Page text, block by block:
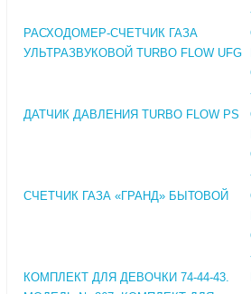
РАСХОДОМЕР-СЧЕТЧИК ГАЗА
УЛЬТРАЗВУКОВОЙ TURBO FLOW UFG
ДАТЧИК ДАВЛЕНИЯ TURBO FLOW PS
СЧЕТЧИК ГАЗА «ГРАНД» БЫТОВОЙ
КОМПЛЕКТ ДЛЯ ДЕВОЧКИ 74-44-43.